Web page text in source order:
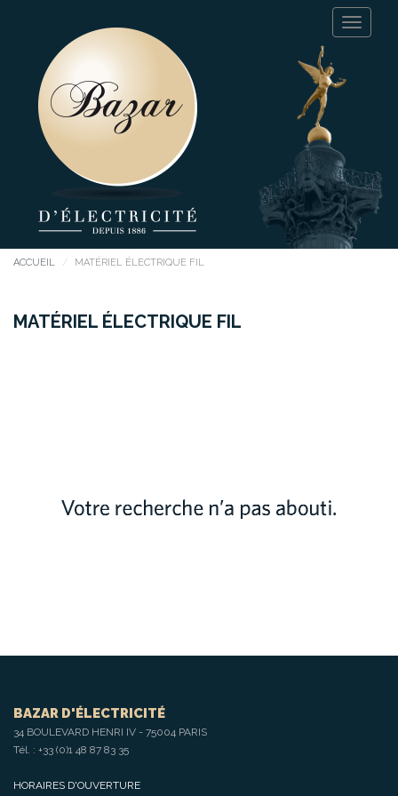
ACCUEIL MATÉRIEL ÉLECTRIQUE FIL
MATÉRIEL ÉLECTRIQUE FIL
BAZAR D'ÉLECTRICITÉ
34 BOULEVARD HENRI IV - 75004 PARIS
Tél. : +33 (0)1 48 87 83 35
HORAIRES D'OUVERTURE